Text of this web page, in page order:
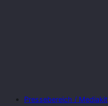
Pressebereich / Mediakit